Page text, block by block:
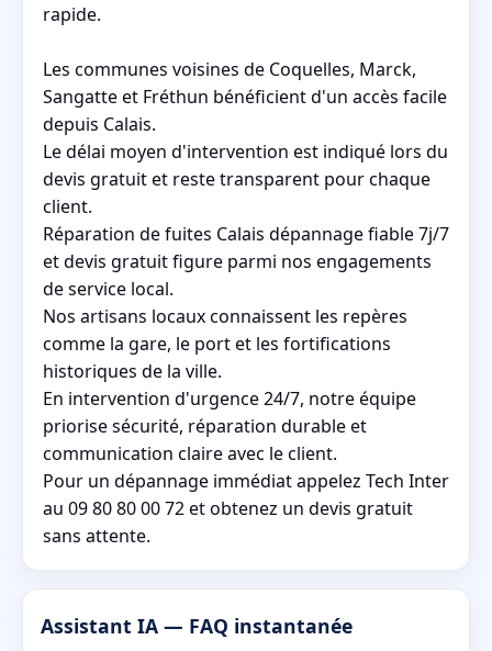
rapide.
Les communes voisines de Coquelles, Marck,
Sangatte et Fréthun bénéficient d'un accès facile
depuis Calais.
Le délai moyen d'intervention est indiqué lors du
devis gratuit et reste transparent pour chaque
client.
Réparation de fuites Calais dépannage fiable 7j/7
et devis gratuit figure parmi nos engagements
de service local.
Nos artisans locaux connaissent les repères
comme la gare, le port et les fortifications
historiques de la ville.
En intervention d'urgence 24/7, notre équipe
priorise sécurité, réparation durable et
communication claire avec le client.
Pour un dépannage immédiat appelez Tech Inter
au 09 80 80 00 72 et obtenez un devis gratuit
sans attente.
Assistant IA — FAQ instantanée